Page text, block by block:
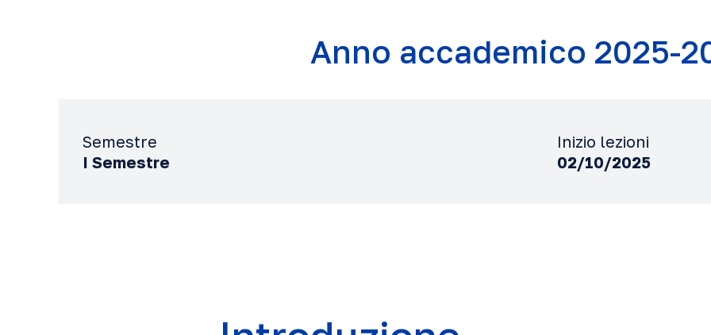
Anno accademico 2025-
Semestre
I Semestre
Inizio lezioni
02/10/2025